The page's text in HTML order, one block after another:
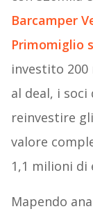
Barcamper
Primomiglio
investito
al deal, i
reinvestire
valore
1,1 milioni di
Mapendo